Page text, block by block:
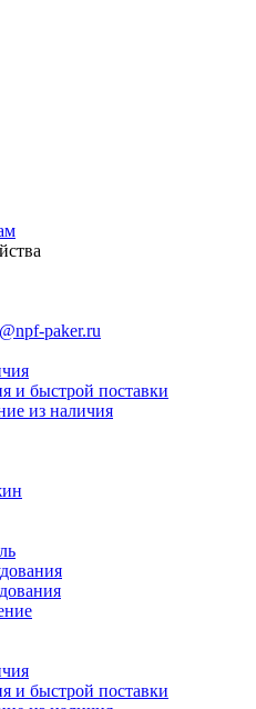
paker.ru
и быстрой поставки
и быстрой поставки